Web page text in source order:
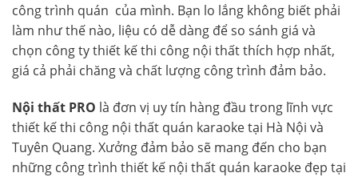
công trình quán của mình. Bạn lo lắng không biết phải
làm như thế nào, liệu có dễ dàng để so sánh giá và
chọn công ty thiết kế thi công nội thất thích hợp nhất,
giá cả phải chăng và chất lượng công trình đảm bảo.
Nội thất PRO là đơn vị uy tín hàng đầu trong lĩnh vực
thiết kế thi công nội thất quán karaoke tại Hà Nội và
Tuyên Quang. Xưởng đảm bảo sẽ mang đến cho bạn
những công trình thiết kế nội thất quán karaoke đẹp tại